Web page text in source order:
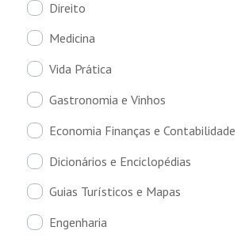
Direito
Medicina
Vida Prática
Gastronomia e Vinhos
Economia Finanças e Contabilidade
Dicionários e Enciclopédias
Guias Turísticos e Mapas
Engenharia